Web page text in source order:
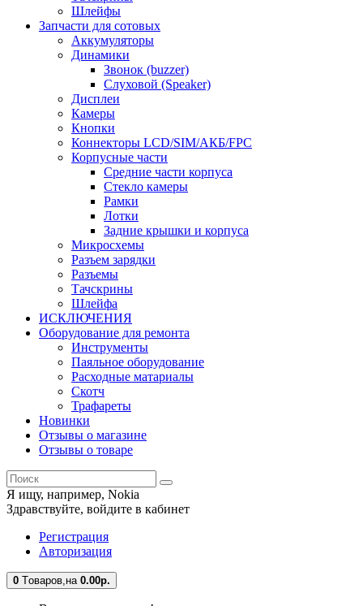
Шлейфы
Запчасти для сотовых
Аккумуляторы
Динамики
Звонок (buzzer)
Слуховой (Speaker)
Дисплеи
Камеры
Кнопки
Коннекторы LCD/SIM/АКБ/FPC
Корпусные части
Средние части корпуса
Стекло камеры
Рамки
Лотки
Задние крышки и корпуса
Микросхемы
Разъем зарядки
Разъемы
Тачскрины
Шлейфа
ИСКЛЮЧЕНИЯ
Оборудование для ремонта
Инструменты
Паяльное оборудование
Расходные матариалы
Скотч
Трафареты
Новинки
Отзывы о магазине
Отзывы о товаре
Я ищу, например, Nokia
Здравствуйте, войдите в кабинет
Регистрация
Авторизация
0 Tоваров,на 0.00р.